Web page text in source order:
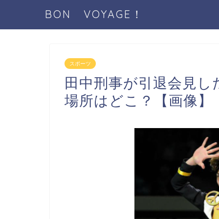
BON VOYAGE！
スポーツ
田中刑事が引退会見
場所はどこ？【画像】